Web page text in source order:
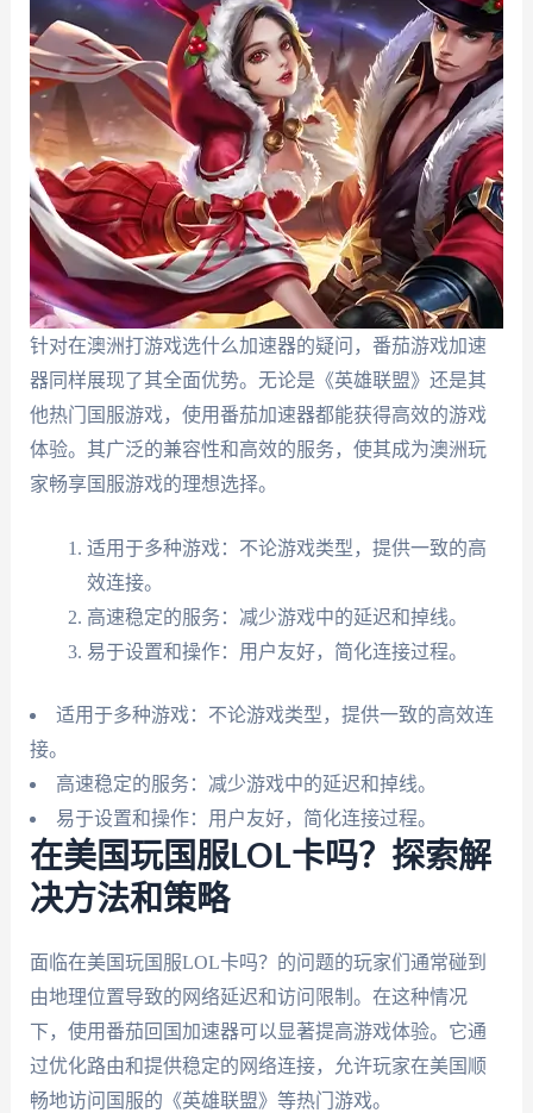
针对在澳洲打游戏选什么加速器的疑问，番茄游戏加速
器同样展现了其全面优势。无论是《英雄联盟》还是其
他热门国服游戏，使用番茄加速器都能获得高效的游戏
体验。其广泛的兼容性和高效的服务，使其成为澳洲玩
家畅享国服游戏的理想选择。
适用于多种游戏：不论游戏类型，提供一致的高
效连接。
高速稳定的服务：减少游戏中的延迟和掉线。
易于设置和操作：用户友好，简化连接过程。
适用于多种游戏：不论游戏类型，提供一致的高效连
接。
高速稳定的服务：减少游戏中的延迟和掉线。
易于设置和操作：用户友好，简化连接过程。
在美国玩国服LOL卡吗？探索解
决方法和策略
面临在美国玩国服LOL卡吗？的问题的玩家们通常碰到
由地理位置导致的网络延迟和访问限制。在这种情况
下，使用番茄回国加速器可以显著提高游戏体验。它通
过优化路由和提供稳定的网络连接，允许玩家在美国顺
畅地访问国服的《英雄联盟》等热门游戏。